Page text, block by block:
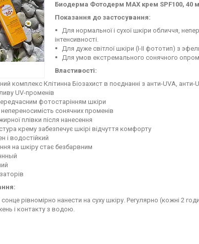
Биодерма Фотодерм МАХ крем SPF100, 40
Показання до застосування:
Для нормальної і сухої шкіри обличчя,
інтенсивності.
Для дуже світлої шкіри (I-II фототип) з
Для умов екстремального сонячного
Властивості:
комплекс Клітинна Біозахист в поєднанні з анти-UVA,
UV-променів
фотостарінням шкіри
сонячних променів
плівки після нанесення
крему забезпечує шкірі відчуття комфорту
і водостійкий
на шкіру стає безбарвним
рівномірно нанести на суху шкіру. Регулярно (кожні 2
і контакту з водою.